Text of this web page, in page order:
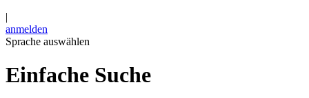
|
anmelden
Sprache auswählen
Einfache Suche